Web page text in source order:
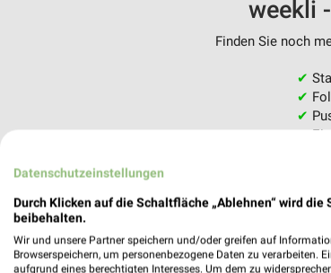
weekli
Finden Sie noch
✔
✔
✔
✔
Datenschutzeinstellungen
Durch Klicken auf die Schaltfläche „Ablehnen“ wird
beibehalten.
Wir und unsere Partner speichern und/oder greifen auf
Browserspeichern, um personenbezogene Daten zu verarbeiten.
aufgrund eines berechtigten Interesses. Um dem zu